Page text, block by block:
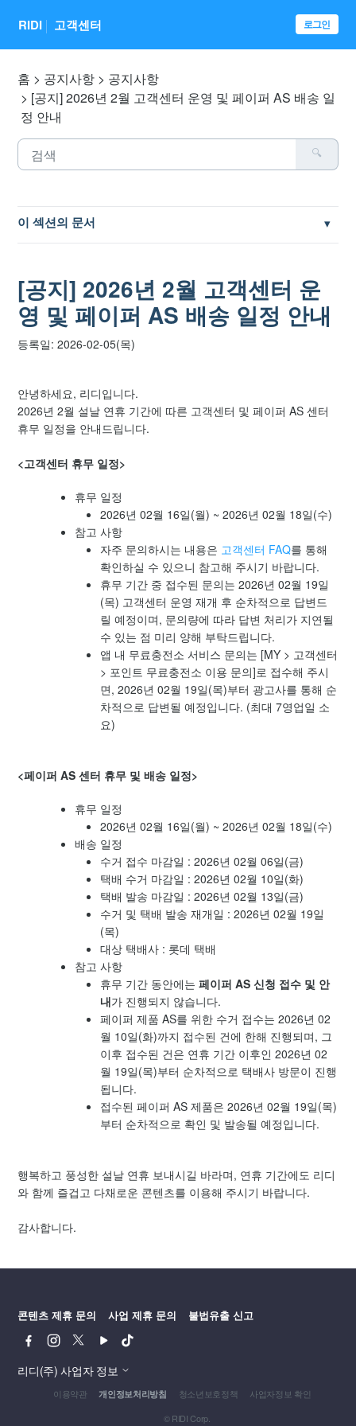
RIDI 고객센터 로그인
홈 공지사항
공지사항
[공지] 2026년 2월 고객센터 운영 및 페이퍼 AS 배송 일
정 안내
이 섹션의 문서
[안내] 안전한 계정 관리를 위한 2단계 인증 설정
[공지] 페이퍼 프로 및 리디페이퍼3 AS 수리 종료 안내
[공지] iOS 기기 OS 버전에 따른 업데이트 지원 종료 예정 안
내
[공지] 개인정보 처리방침 개정 안내
[공지] 2026년 3월 25일 시스템 점검 공지
[공지] 작품 선물하기 결제 정책 변경 안내
[공지] 이용약관 개정 안내
[공지] 2026년 2월 고객센터 운
영 및 페이퍼 AS 배송 일정 안내
등록일: 2026-02-05(목)
안녕하세요, 리디입니다.
2026년 2월 설날 연휴 기간에 따른 고객센터 및 페이퍼 AS 센터
휴무 일정을 안내드립니다.
<고객센터 휴무 일정>
휴무 일정
2026년 02월 16일(월) ~ 2026년 02월 18일(수)
참고 사항
자주 문의하시는 내용은 고객센터 FAQ를 통해
확인하실 수 있으니 참고해 주시기 바랍니다.
휴무 기간 중 접수된 문의는 2026년 02월 19일
(목) 고객센터 운영 재개 후 순차적으로 답변드
릴 예정이며, 문의량에 따라 답변 처리가 지연될
수 있는 점 미리 양해 부탁드립니다.
앱 내 무료충전소 서비스 문의는 [MY > 고객센터
> 포인트 무료충전소 이용 문의]로 접수해 주시
면, 2026년 02월 19일(목)부터 광고사를 통해 순
차적으로 답변될 예정입니다. (최대 7영업일 소
요)
<페이퍼 AS 센터 휴무 및 배송 일정>
휴무 일정
2026년 02월 16일(월) ~ 2026년 02월 18일(수)
배송 일정
수거 접수 마감일 : 2026년 02월 06일(금)
택배 수거 마감일 : 2026년 02월 10일(화)
택배 발송 마감일 : 2026년 02월 13일(금)
수거 및 택배 발송 재개일 : 2026년 02월 19일
(목)
대상 택배사 : 롯데 택배
참고 사항
휴무 기간 동안에는페이퍼 AS 신청 접수 및 안
내가 진행되지 않습니다.
페이퍼 제품 AS를 위한 수거 접수는 2026년 02
월 10일(화)까지 접수된 건에 한해 진행되며, 그
이후 접수된 건은 연휴 기간 이후인 2026년 02
월 19일(목)부터 순차적으로 택배사 방문이 진행
됩니다.
접수된 페이퍼 AS 제품은 2026년 02월 19일(목)
부터 순차적으로 확인 및 발송될 예정입니다.
행복하고 풍성한 설날 연휴 보내시길 바라며, 연휴 기간에도 리디
와 함께 즐겁고 다채로운 콘텐츠를 이용해 주시기 바랍니다.
감사합니다.
콘텐츠 제휴 문의 사업 제휴 문의 불법유출 신고
페
이
스
북
인
스
타
그
램
터
튜
브
리디(주) 사업자 정보
이용약관 개인정보처리방침 청소년보호정책
사업자정보 확인
© RIDI Corp.